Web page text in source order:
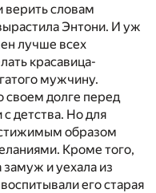
верить словам
Энтони. И уж
лучше всех
красавица-
мужчину.
своем долге перед
детства. Но для
образом
Кроме того,
и уехала из
его старая